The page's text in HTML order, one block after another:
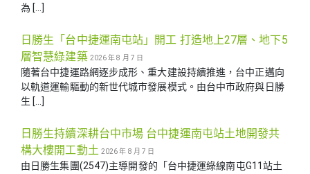
為 […]
日勝生「台中捷運南屯站」開工 打造地上27層、地下5
層智慧綠建築 2026 年 8 月 7 日
隨著台中捷運路網逐步成形、重大建設持續推進，台中正邁向
以軌道運輸驅動的新世代城市發展模式。由台中市政府與日勝
生 […]
日勝生持續深耕台中市場 台中捷運南屯站土地開發共
構大樓開工動土 2026 年 8 月 7 日
由日勝生集團(2547)主導開發的「台中捷運綠線南屯G11站土